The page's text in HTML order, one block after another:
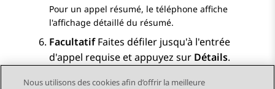
Pour un appel résumé, le téléphone affiche
l'affichage détaillé du résumé.
FacultatifFaites défiler jusqu'à l'entrée
d'appel requise et appuyez sur Détails.
Nous utilisons des cookies afin d’offrir la meilleure